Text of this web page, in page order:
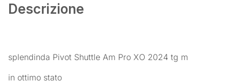
Descrizione
splendinda Pivot Shuttle Am Pro XO 2024 tg m
in ottimo stato